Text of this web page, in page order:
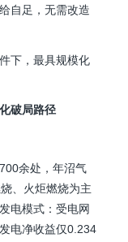
自足，无需改造
下，最具规模化
破局路径
余处，年沼气
、火炬燃烧为主
电模式：受电网
电净收益仅0.234